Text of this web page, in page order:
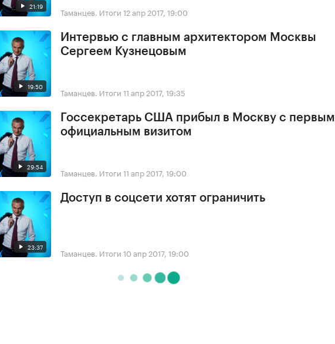
21:19 Таманцев. Итоги 12 апр 2017, 19:00
19:50
Интервью с главным архитектором Москвы
Сергеем Кузнецовым
Таманцев. Итоги 11 апр 2017, 19:35
29:54
Госсекретарь США прибыл в Москву с первым
официальным визитом
Таманцев. Итоги 11 апр 2017, 19:00
23:37
Доступ в соцсети хотят ограничить
Таманцев. Итоги 10 апр 2017, 19:00